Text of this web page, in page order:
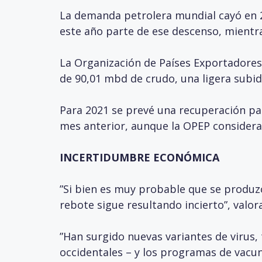
La demanda petrolera mundial cayó
este año parte de ese descenso,
La Organización de Países
de 90,01 mbd de crudo, una ligera
Para 2021 se prevé una recuperación
mes anterior, aunque la OPEP
INCERTIDUMBRE ECONÓMICA
”Si bien es muy probable que se
rebote sigue resultando incierto”,
”Han surgido nuevas variantes de
occidentales – y los programas de